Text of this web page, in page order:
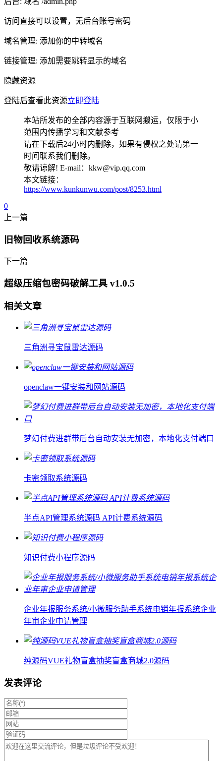
访问直接可以设置，无后台账号密码
域名管理: 添加你的中转域名
链接管理: 添加需要跳转显示的域名
隐藏资源
登陆后查看此资源立即登陆
本站所发布的全部内容源于互联网搬运，仅限于小
范围内传播学习和文献参考
请在下载后24小时内删除，如果有侵权之处请第一
时间联系我们删除。
敬请谅解! E-mail：kkw@vip.qq.com
本文链接：
https://www.kunkunwu.com/post/8253.html
0
上一篇
旧物回收系统源码
下一篇
超级压缩包密码破解工具 v1.0.5
相关文章
三角洲寻宝鼠雷达源码
openclaw一键安装和网站源码
梦幻付费进群带后台自动安装无加密，本地化支付端口
卡密领取系统源码
半点API管理系统源码 API计费系统源码
知识付费小程序源码
企业年报服务系统/小微服务助手系统电销年报系统企业
年审企业申请管理
纯源码VUE礼物盲盒抽奖盲盒商城2.0源码
发表评论